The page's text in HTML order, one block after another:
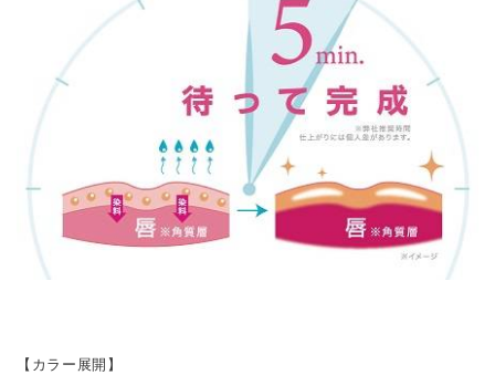
【カラー展開】